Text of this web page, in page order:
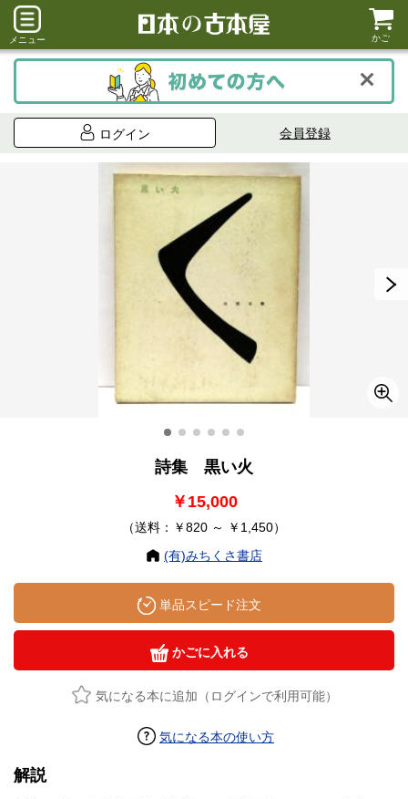
メニュー かご
ログイン 会員登録
詩集 黒い火
￥15,000
（送料：￥820 ～ ￥1,450）
(有)みちくさ書店
単品スピード注文
かごに入れる
気になる本に追加（ログインで利用可能）
気になる本の使い方
解説